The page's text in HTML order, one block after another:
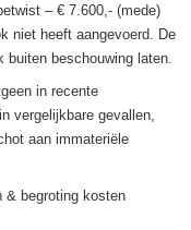
– € 7.600,- (mede)
niet heeft aangevoerd. De
beschouwing laten.
in recente
vergelijkbare gevallen,
aan immateriële
& begroting kosten